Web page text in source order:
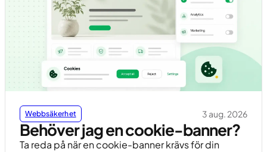
Webbsäkerhet 3 aug. 2026
Behöver jag en cookie-banner?
Ta reda på när en cookie-banner krävs för din